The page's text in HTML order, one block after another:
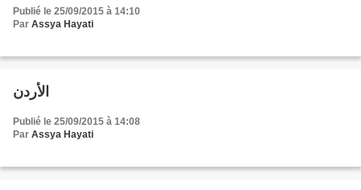
Publié le 25/09/2015 à 14:10
Par Assya Hayati
الأردن
Publié le 25/09/2015 à 14:08
Par Assya Hayati